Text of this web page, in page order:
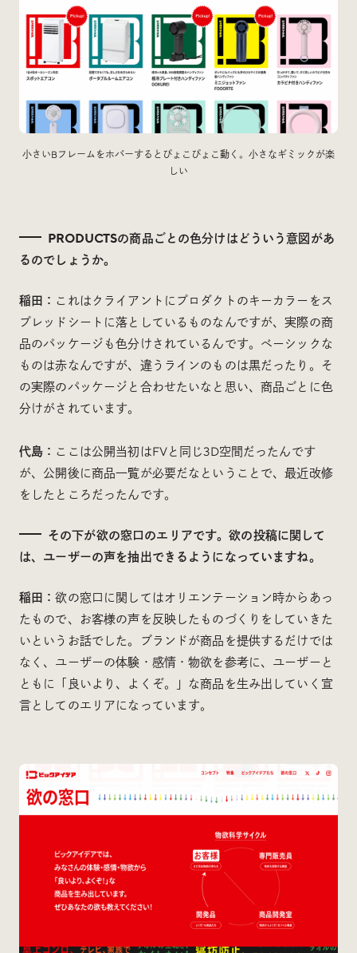
小さいBフレームをホバーするとぴょこぴょこ動く。小さなギミックが楽
しい
PRODUCTSの商品ごとの色分けはどういう意図があ
るのでしょうか。
稲田： これはクライアントにプロダクトのキーカラーをス
プレッドシートに落としているものなんですが、実際の商
品のパッケージも色分けされているんです。ベーシックな
ものは赤なんですが、違うラインのものは黒だったり。そ
の実際のパッケージと合わせたいなと思い、商品ごとに色
分けがされています。
代島： ここは公開当初はFVと同じ3D空間だったんです
が、公開後に商品一覧が必要だなということで、最近改修
をしたところだったんです。
その下が欲の窓口のエリアです。欲の投稿に関して
は、ユーザーの声を抽出できるようになっていますね。
稲田：欲の窓口に関してはオリエンテーション時からあっ
たもので、お客様の声を反映したものづくりをしていきた
いというお話でした。ブランドが商品を提供するだけでは
なく、ユーザーの体験・感情・物欲を参考に、ユーザーと
ともに「良いより、よくぞ。」な商品を生み出していく宣
言としてのエリアになっています。